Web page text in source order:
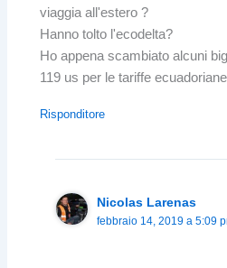
viaggia all'estero ?
Hanno tolto l'ecodelta?
Ho appena scambiato alcuni
119 us per le tariffe ecuadoriane
Risponditore
Nicolas Larenas
febbraio 14, 2019 a 5:09